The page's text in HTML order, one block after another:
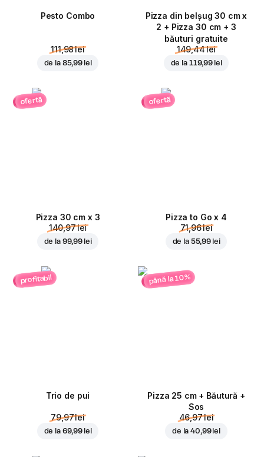
Pesto Combo
111,98 lei
de la 85,99 lei
Pizza din belșug 30 cm x
2 + Pizza 30 cm + 3
băuturi gratuite
149,44 lei
de la 119,99 lei
ofertă
Pizza 30 cm x 3
140,97 lei
de la 99,99 lei
ofertă
Pizza to Go x 4
71,96 lei
de la 55,99 lei
profitabil
Trio de pui
79,97 lei
de la 69,99 lei
până la 10%
Pizza 25 cm + Băutură +
Sos
46,97 lei
de la40,99 lei